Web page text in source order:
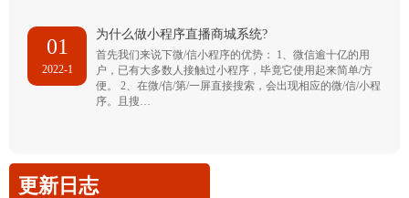
01
2022-1
为什么做小程序直播商城系统?
首先我们来说下微/信小程序的优势： 1、微信逾十亿的用
户，已有大多数人接触过小程序，毕竟它使用起来简单/方
便。 2、在微/信/第/一屏直接搜索，会出现相应的微/信/小程
序。且搜…
更新日志